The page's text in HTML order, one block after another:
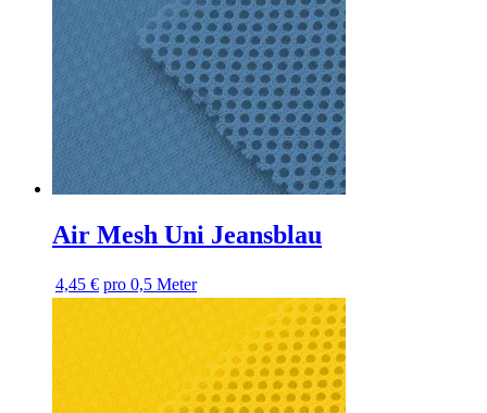
Air Mesh Uni Jeansblau
4,45 € pro 0,5 Meter